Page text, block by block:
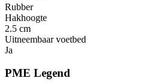
Rubber
Hakhoogte
2.5 cm
Uitneembaar voetbed
Ja
PME Legend